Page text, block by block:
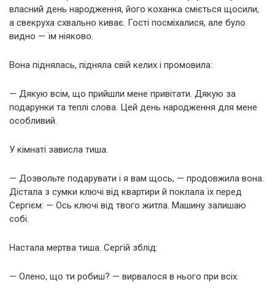
власний день народження, його коханка сміється щосили,
а свекруха схвально киває. Гості посміхалися, але було
видно — їм ніяково.
Вона піднялась, підняла свій келих і промовила:
— Дякую всім, що прийшли мене привітати. Дякую за
подарунки та теплі слова. Цей день народження для мене
особливий.
У кімнаті зависла тиша.
— Дозвольте подарувати і я вам щось, — продовжила вона.
Дістала з сумки ключі від квартири й поклала їх перед
Сергієм: — Ось ключі від твого житла. Машину залишаю
собі.
Настала мертва тиша. Сергій зблід:
— Олено, що ти робиш? — вирвалося в нього при всіх.